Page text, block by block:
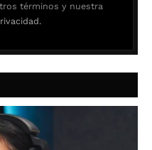
términos y nuestra